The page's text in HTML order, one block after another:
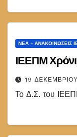
ΝΈΑ - ΑΝΑΚΟΙΝΏΣΕΙΣ
ΙΕΕΠΜ
19
Το Δ.Σ. του